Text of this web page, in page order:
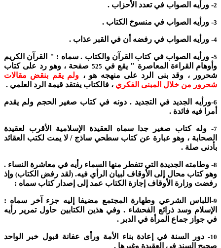
2- ورأيه الصواب في تعدد الأحزاب .
3- ورأيه الصواب في منسوخ الكتاب .
4- ورأيه الصواب في رفضه أن في القبر عذاب .
5- ورأيه الصواب في كتاب القرآن والكتاب . سماه : " القرآن الكريم
وأوهام القراءة المعاصرة " يقع في 525 صفحة ، وهو رد على كتاب
شحرور ، وقد بنى الرد على منهجه هو ، ولم يقم بنقض مقالات
شحرور من خلال المبنى الفكري ، فالكتاب يفتقد قيمة الرد العلمي .
6-ورأيه الجديد في التجديد . دونه في كتاب صغير الحجم ولم يقدم
أمرا فيه فائدة .
7- وله كتاب صغير جدا سماه العقيدة الإسلامية الأقرب لعقيدة
الصحابة ، وهو عبارة عن كتاب سطحي ساذج / لا يمت لكتب العقائد
بأدنى صلة .
8- وطامته الجديدة التي تتفطر منها السماء رأيه في معاشرة النساء .
وهو كتاب محال إلى الأوقاف لبيان الرأي فيه.(لقد رفض الكتاب)وإذ
رفضت وزارة الأوقاف إجازة الكتاب عمد إلى إصدار كتاب سماه :
9-اللباس الشرعي وطهارة المجتمع مضيفا إليه جزء آخر سماه :
الإسلام وسد ذرائع الفحشاء . وفي هذين الكتابين حاول تمرير رأيه
في جواز جماع المرأة في الدبر .
10- دور السنة في إعادة بناء الأمة ورأى عفانة قبول خبر الواحد
صحيح السند في العقيدة وغيرها .